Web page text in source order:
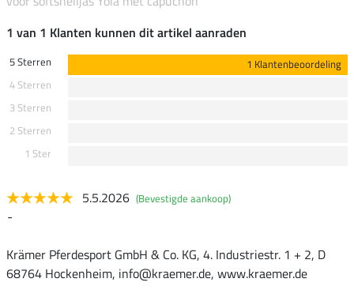
1 van 1 Klanten kunnen dit artikel aanraden
5 Sterren
1 Klantenbeoordeling
4 Sterren
3 Sterren
2 Sterren
1 Ster
5.5.2026 (Bevestigde aankoop)
-
Krämer Pferdesport GmbH & Co. KG, 4. Industriestr. 1 + 2, D
68764 Hockenheim, info@kraemer.de, www.kraemer.de